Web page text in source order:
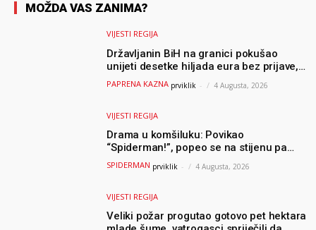
MOŽDA VAS ZANIMA?
VIJESTI REGIJA
Državljanin BiH na granici pokušao
unijeti desetke hiljada eura bez prijave,
uslijedila “paprena” kazna
PAPRENA KAZNA prviklik - 4 Augusta, 2026
VIJESTI REGIJA
Drama u komšiluku: Povikao
“Spiderman!”, popeo se na stijenu pa
ostao zarobljen
SPIDERMAN prviklik - 4 Augusta, 2026
VIJESTI REGIJA
Veliki požar progutao gotovo pet hektara